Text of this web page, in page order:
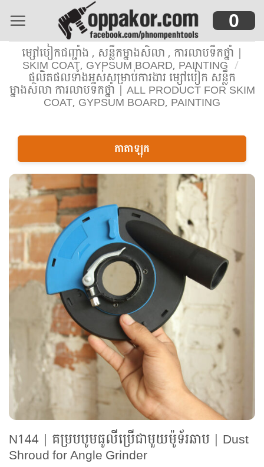
0
ម្សៅបៀកជញ្ជាំង , សន្លឹកម្នាងសិលា , ការលាបទឹកថ្នាំ |
SKIM COAT, GYPSUM BOARD, PAINTING /
ផលិតផលទាំងអស់សម្រាប់ការងារ ម្សៅបៀក សន្លឹក
ម្នាងសិលា ការលាបទឹកថ្នាំ | ALL PRODUCT FOR SKIM
COAT, GYPSUM BOARD, PAINTING
កាតាឡុក
N144 | គម្របបូមធូលីប្រើជាមួយម៉ូទ័រឆាប | Dust
Shroud for Angle Grinder